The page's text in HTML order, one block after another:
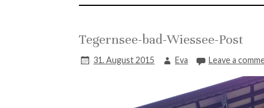
Tegernsee-bad-Wiessee-Post
31. August 2015 Eva Leave a